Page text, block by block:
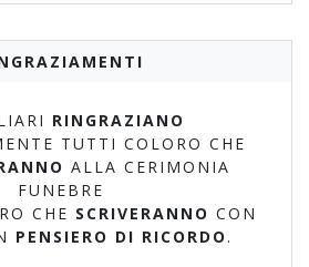
RINGRAZIANO
TUTTI COLORO CHE
ALLA CERIMONIA
FUNEBRE
CHE SCRIVERANNO CON
PENSIERO DI RICORDO .